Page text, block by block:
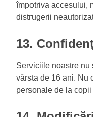
împotriva accesului,
distrugerii
13.
Serviciile noastre nu
vârsta de 16 ani. Nu
personale de la